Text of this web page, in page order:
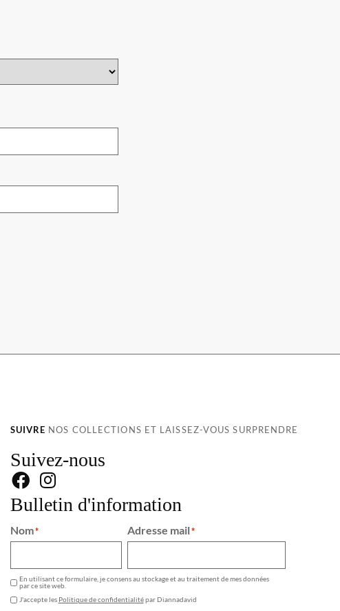
SUIVRE NOS COLLECTIONS ET LAISSEZ-VOUS SURPRENDRE
Suivez-nous
Bulletin d'information
Nom* Adresse mail*
En utilisant ce formulaire, je consens au stockage et au traitement de mes données
par ce site web.
J'accepte les Politique de confidentialitépar Diannadavid